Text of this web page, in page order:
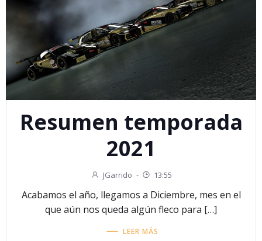
Resumen temporada
2021
JGarrido - 13:55
Acabamos el año, llegamos a Diciembre, mes en el
que aún nos queda algún fleco para […]
LEER MÁS